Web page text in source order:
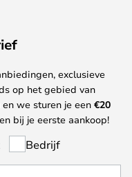
exclusieve
op het gebied van
we sturen je een €20
bij je eerste aankoop!
Bedrijf